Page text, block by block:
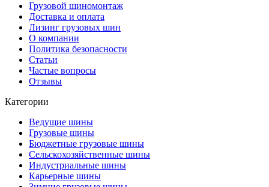
Грузовой шиномонтаж
Доставка и оплата
Лизинг грузовых шин
О компании
Политика безопасности
Статьи
Частые вопросы
Отзывы
Категории
Ведущие шины
Грузовые шины
Бюджетные грузовые шины
Сельскохозяйственные шины
Индустриальные шины
Карьерные шины